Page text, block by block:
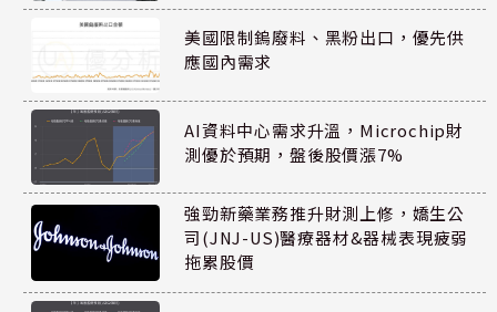
美國限制鎢廢料、黑粉出口，優先供
應國內需求
AI資料中心需求升溫，Microchip財
測優於預期，盤後股價漲7%
強勁新藥業務推升財測上修，嬌生公
司(JNJ-US)醫療器材&器械表現疲弱
拖累股價